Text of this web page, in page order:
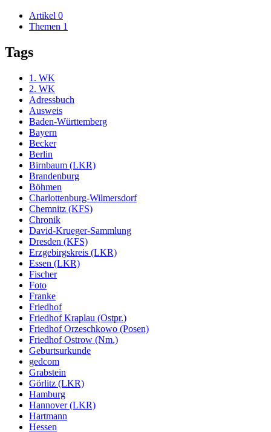
Artikel 0
Themen 1
Tags
1. WK
2. WK
Adressbuch
Ausweis
Baden-Württemberg
Bayern
Becker
Berlin
Birnbaum (LKR)
Brandenburg
Böhmen
Charlottenburg-Wilmersdorf
Chemnitz (KFS)
Chronik
David-Krueger-Sammlung
Dresden (KFS)
Erzgebirgskreis (LKR)
Essen (LKR)
Fischer
Foto
Franke
Friedhof
Friedhof Kraplau (Ostpr.)
Friedhof Orzeschkowo (Posen)
Friedhof Ostrow (Nm.)
Geburtsurkunde
gedcom
Grabstein
Görlitz (LKR)
Hamburg
Hannover (LKR)
Hartmann
Hessen